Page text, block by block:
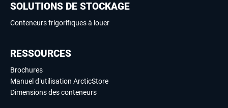
SOLUTIONS DE STOCKAGE
Conteneurs frigorifiques à louer
RESSOURCES
Brochures
Manuel d’utilisation ArcticStore
Dimensions des conteneurs